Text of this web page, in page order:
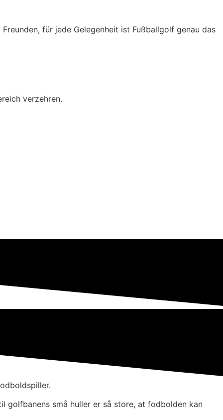
für jede Gelegenheit ist Fußballgolf genau das
verzehren.
golfbanens små huller er så store, at fodbolden kan